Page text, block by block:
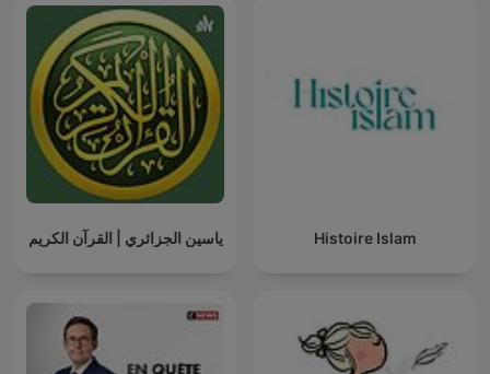
ياسين الجزائري | القرآن الكريم Histoire Islam